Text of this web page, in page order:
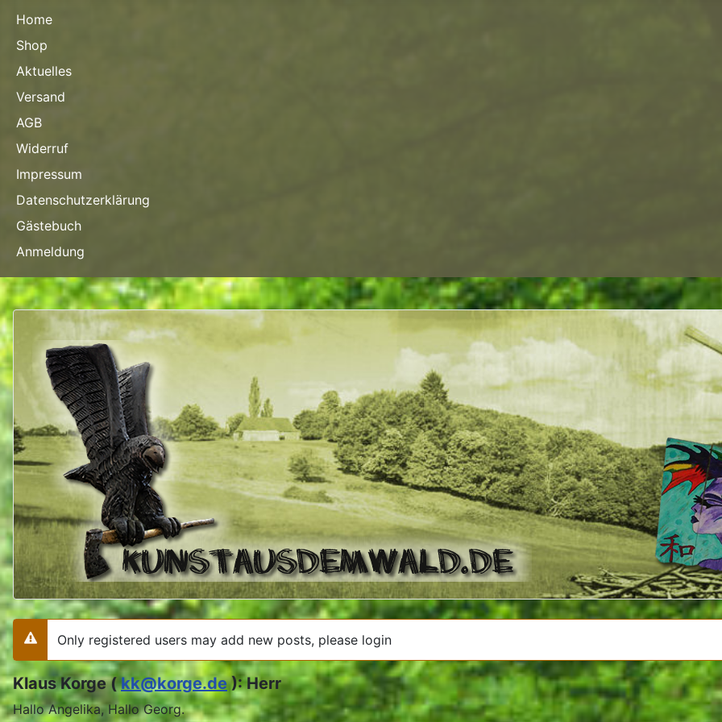
Home
Shop
Aktuelles
Versand
AGB
Widerruf
Impressum
Datenschutzerklärung
Gästebuch
Anmeldung
Warning
Only registered users may add new posts, please login
Klaus Korge (kk@korge.de): Herr
Hallo Angelika, Hallo Georg.